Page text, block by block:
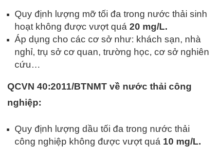
Quy định lượng mỡ tối đa trong nước thải sinh
hoạt không được vượt quá 20 mg/L.
Áp dụng cho các cơ sở như: khách sạn, nhà
nghỉ, trụ sở cơ quan, trường học, cơ sở nghiên
cứu…
QCVN 40:2011/BTNMT về nước thải công
nghiệp:
Quy định lượng dầu tối đa trong nước thải
công nghiệp không được vượt quá 10 mg/L.